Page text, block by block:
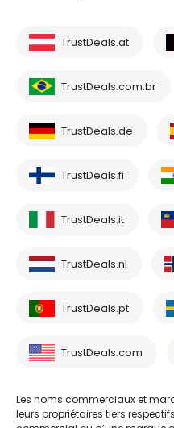
TrustDeals.at
TrustDeals.com.br
TrustDeals.de
TrustDeals.fi
TrustDeals.it
TrustDeals.nl
TrustDeals.pt
TrustDeals.com
Les noms commerciaux et
leurs propriétaires tiers